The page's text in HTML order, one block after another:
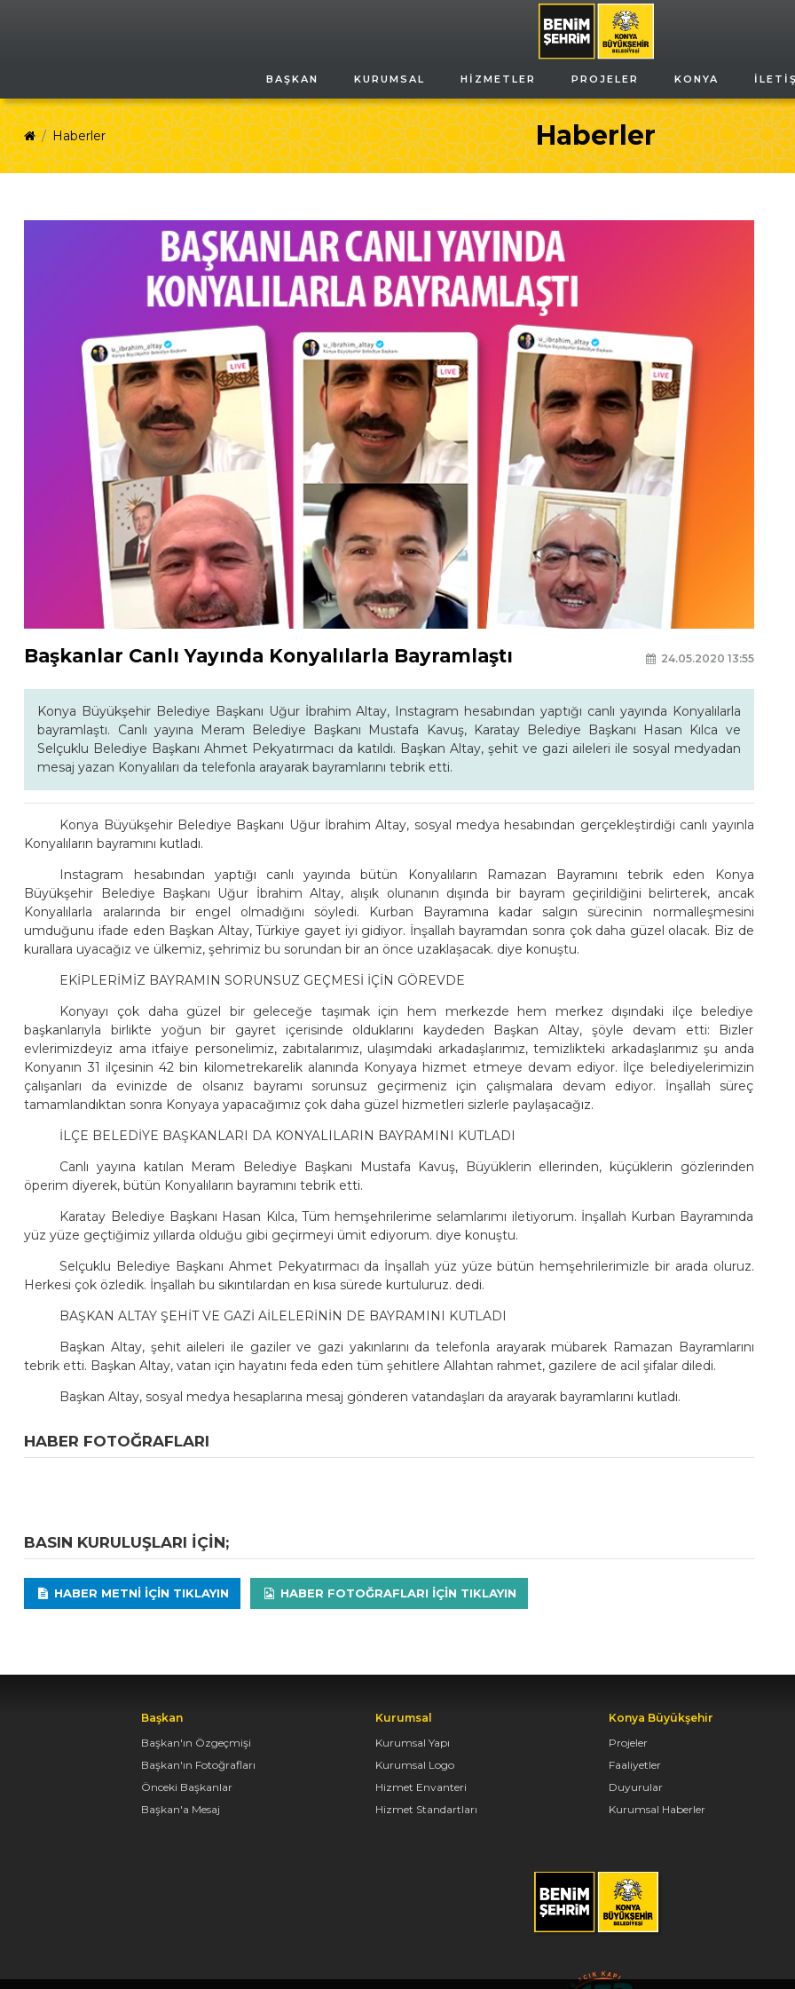
BAŞKAN KURUMSAL HIZMETLER PROJELER KONYA
Haberler
Haberler
Başkanlar Canlı Yayında Konyalılarla Bayramlaştı 24.05.2020 13:55
Konya Büyükşehir Belediye Başkanı Uğur İbrahim Altay, Instagram hesabından yaptığı canlı yayında Konyalılarla
bayramlaştı. Canlı yayına Meram Belediye Başkanı Mustafa Kavuş, Karatay Belediye Başkanı Hasan Kılca ve
Selçuklu Belediye Başkanı Ahmet Pekyatırmacı da katıldı. Başkan Altay, şehit ve gazi aileleri ile sosyal medyadan
mesaj yazan Konyalıları da telefonla arayarak bayramlarını tebrik etti.
Konya Büyükşehir Belediye Başkanı Uğur İbrahim Altay, sosyal medya hesabından gerçekleştirdiği canlı yayınla
Konyalıların bayramını kutladı.
Instagram hesabından yaptığı canlı yayında bütün Konyalıların Ramazan Bayramını tebrik eden Konya
Büyükşehir Belediye Başkanı Uğur İbrahim Altay, alışık olunanın dışında bir bayram geçirildiğini belirterek, ancak
Konyalılarla aralarında bir engel olmadığını söyledi. Kurban Bayramına kadar salgın sürecinin normalleşmesini
umduğunu ifade eden Başkan Altay, Türkiye gayet iyi gidiyor. İnşallah bayramdan sonra çok daha güzel olacak. Biz de
kurallara uyacağız ve ülkemiz, şehrimiz bu sorundan bir an önce uzaklaşacak. diye konuştu.
EKİPLERİMİZ BAYRAMIN SORUNSUZ GEÇMESİ İÇİN GÖREVDE
Konyayı çok daha güzel bir geleceğe taşımak için hem merkezde hem merkez dışındaki ilçe belediye
başkanlarıyla birlikte yoğun bir gayret içerisinde olduklarını kaydeden Başkan Altay, şöyle devam etti: Bizler
evlerimizdeyiz ama itfaiye personelimiz, zabıtalarımız, ulaşımdaki arkadaşlarımız, temizlikteki arkadaşlarımız şu anda
Konyanın 31 ilçesinin 42 bin kilometrekarelik alanında Konyaya hizmet etmeye devam ediyor. İlçe belediyelerimizin
çalışanları da evinizde de olsanız bayramı sorunsuz geçirmeniz için çalışmalara devam ediyor. İnşallah süreç
tamamlandıktan sonra Konyaya yapacağımız çok daha güzel hizmetleri sizlerle paylaşacağız.
İLÇE BELEDİYE BAŞKANLARI DA KONYALILARIN BAYRAMINI KUTLADI
Canlı yayına katılan Meram Belediye Başkanı Mustafa Kavuş, Büyüklerin ellerinden, küçüklerin gözlerinden
öperim diyerek, bütün Konyalıların bayramını tebrik etti.
Karatay Belediye Başkanı Hasan Kılca, Tüm hemşehrilerime selamlarımı iletiyorum. İnşallah Kurban Bayramında
yüz yüze geçtiğimiz yıllarda olduğu gibi geçirmeyi ümit ediyorum. diye konuştu.
Selçuklu Belediye Başkanı Ahmet Pekyatırmacı da İnşallah yüz yüze bütün hemşehrilerimizle bir arada oluruz.
Herkesi çok özledik. İnşallah bu sıkıntılardan en kısa sürede kurtuluruz. dedi.
BAŞKAN ALTAY ŞEHİT VE GAZİ AİLELERİNİN DE BAYRAMINI KUTLADI
Başkan Altay, şehit aileleri ile gaziler ve gazi yakınlarını da telefonla arayarak mübarek Ramazan Bayramlarını
tebrik etti. Başkan Altay, vatan için hayatını feda eden tüm şehitlere Allahtan rahmet, gazilere de acil şifalar diledi.
Başkan Altay, sosyal medya hesaplarına mesaj gönderen vatandaşları da arayarak bayramlarını kutladı.
HABER FOTOĞRAFLARI
BASIN KURULUŞLARI IÇIN;
HABER METNI IÇIN TIKLAYIN HABER FOTOĞRAFLARI IÇIN TIKLAYIN
Başkan
Başkan'ın Özgeçmişi
Başkan'ın Fotoğrafları
Önceki Başkanlar
Başkan'a Mesaj
Kurumsal
Kurumsal Yapı
Kurumsal Logo
Hizmet Envanteri
Hizmet Standartları
Konya Büyükşehir
Projeler
Faaliyetler
Duyurular
Kurumsal Haberler